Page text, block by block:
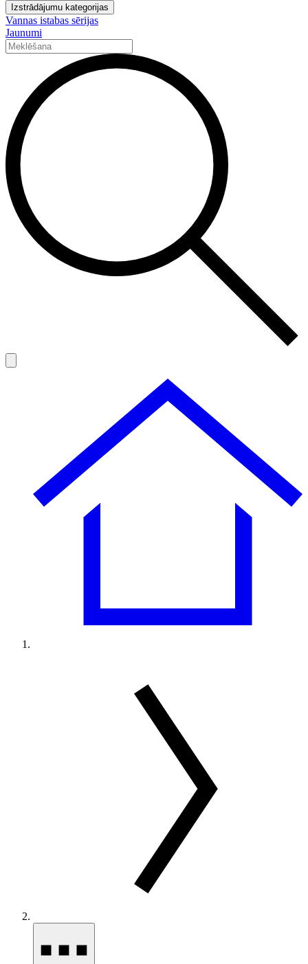
Izstrādājumu kategorijas
Vannas istabas sērijas
Jaunumi